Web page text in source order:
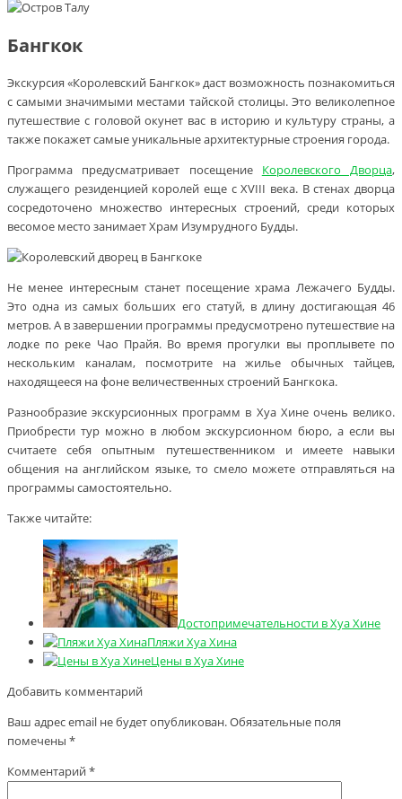
Бангкок
Экскурсия «Королевский Бангкок» даст возможность познакомиться
с самыми значимыми местами тайской столицы. Это великолепное
путешествие с головой окунет вас в историю и культуру страны, а
также покажет самые уникальные архитектурные строения города.
Программа предусматривает посещение Королевского Дворца,
служащего резиденцией королей еще с XVIII века. В стенах дворца
сосредоточено множество интересных строений, среди которых
весомое место занимает Храм Изумрудного Будды.
Не менее интересным станет посещение храма Лежачего Будды.
Это одна из самых больших его статуй, в длину достигающая 46
метров. А в завершении программы предусмотрено путешествие на
лодке по реке Чао Прайя. Во время прогулки вы проплывете по
нескольким каналам, посмотрите на жилье обычных тайцев,
находящееся на фоне величественных строений Бангкока.
Разнообразие экскурсионных программ в Хуа Хине очень велико.
Приобрести тур можно в любом экскурсионном бюро, а если вы
считаете себя опытным путешественником и имеете навыки
общения на английском языке, то смело можете отправляться на
программы самостоятельно.
Также читайте:
Достопримечательности в Хуа Хине
Пляжи Хуа Хина
Цены в Хуа Хине
Добавить комментарий
Ваш адрес email не будет опубликован.Обязательные поля
помечены *
Комментарий*